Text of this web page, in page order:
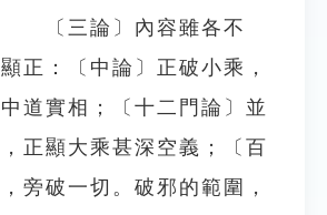
〔三論〕內容雖各不
正：〔中論〕正破小乘，
道實相；〔十二門論〕並
正顯大乘甚深空義；〔百
旁破一切。破邪的範圍，